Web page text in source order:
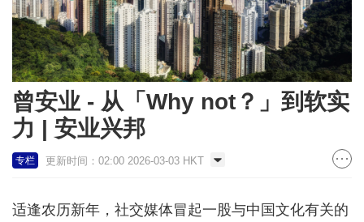
曾安业 - 从「Why not？」到软实
力 | 安业兴邦
专栏 更新时间：02:00 2026-03-03 HKT
适逢农历新年，社交媒体冒起一股与中国文化有关的